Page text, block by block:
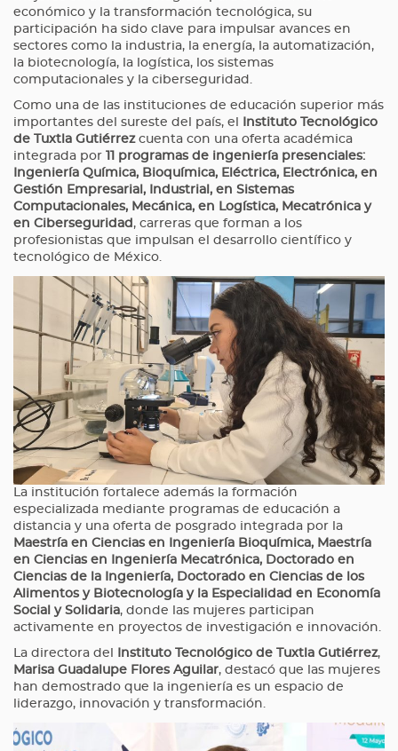
económico y la transformación tecnológica, su
participación ha sido clave para impulsar avances en
sectores como la industria, la energía, la automatización,
la biotecnología, la logística, los sistemas
computacionales y la ciberseguridad.
Como una de las instituciones de educación superior más
importantes del sureste del país, el
Instituto Tecnológico
de Tuxtla Gutiérrezcuenta con una oferta académica
integrada por
11 programas de ingeniería presenciales:
Ingeniería Química, Bioquímica, Eléctrica, Electrónica, en
Gestión Empresarial, Industrial, en Sistemas
Computacionales, Mecánica, en Logística, Mecatrónica y
en Ciberseguridad , carreras que forman a los
profesionistas que impulsan el desarrollo científico y
tecnológico de México.
La institución fortalece además la formación
especializada mediante programas de educación a
distancia y una oferta de posgrado integrada por la
Maestría en Ciencias en Ingeniería Bioquímica, Maestría
en Ciencias en Ingeniería Mecatrónica, Doctorado en
Ciencias de la Ingeniería, Doctorado en Ciencias de los
Alimentos y Biotecnología y la Especialidad en Economía
Social y Solidaria, donde las mujeres participan
activamente en proyectos de investigación e innovación.
La directora del Instituto Tecnológico de Tuxtla Gutiérrez,
Marisa Guadalupe Flores Aguilar, destacó que las mujeres
han demostrado que la ingeniería es un espacio de
liderazgo, innovación y transformación.